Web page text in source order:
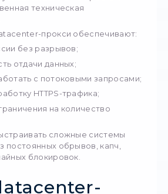
— легко работать с
и тысячами IP
— поведение таких
прокси лучше всего
данных через API;
каталогов;
и товарной аналитики;
с маркетплейсов;